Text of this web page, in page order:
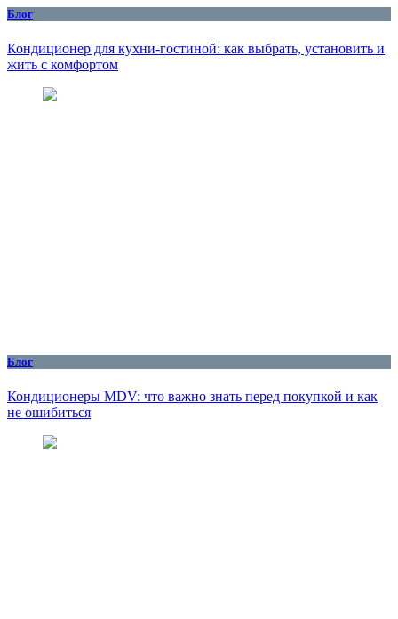
Блог
Кондиционер для кухни‑гостиной: как выбрать, установить и
жить с комфортом
Блог
Кондиционеры MDV: что важно знать перед покупкой и как
не ошибиться